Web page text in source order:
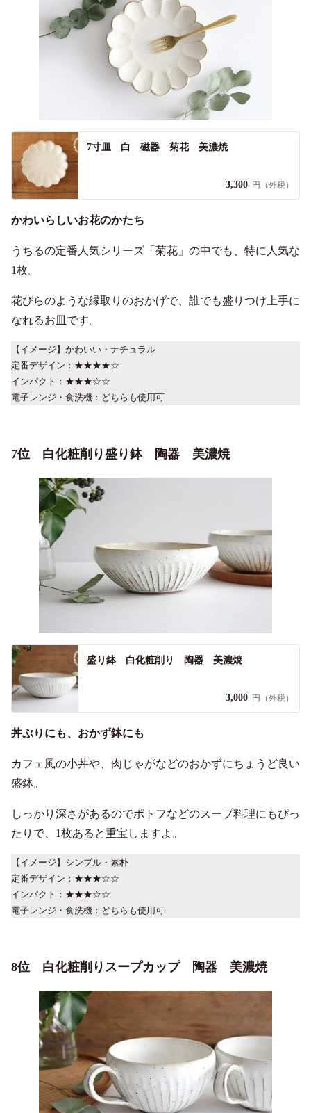
7寸皿 白 磁器 菊花 美濃焼
3,300 円（外税）
かわいらしいお花のかたち
うちるの定番人気シリーズ「菊花」の中でも、特に人気な
1枚。
花びらのような縁取りのおかげで、誰でも盛りつけ上手に
なれるお皿です。
【イメージ】かわいい・ナチュラル
定番デザイン：★★★★☆
インパクト：★★★☆☆
電子レンジ・食洗機：どちらも使用可
7位 白化粧削り盛り鉢 陶器 美濃焼
盛り鉢 白化粧削り 陶器 美濃焼
3,000 円（外税）
丼ぶりにも、おかず鉢にも
カフェ風の小丼や、肉じゃがなどのおかずにちょうど良い
盛鉢。
しっかり深さがあるのでポトフなどのスープ料理にもぴっ
たりで、1枚あると重宝しますよ。
【イメージ】シンプル・素朴
定番デザイン：★★★☆☆
インパクト：★★★☆☆
電子レンジ・食洗機：どちらも使用可
8位 白化粧削りスープカップ 陶器 美濃焼